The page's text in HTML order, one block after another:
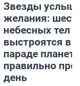
Звезды
желания:
небесных тел
выстроятся в
параде планет
правильно
день